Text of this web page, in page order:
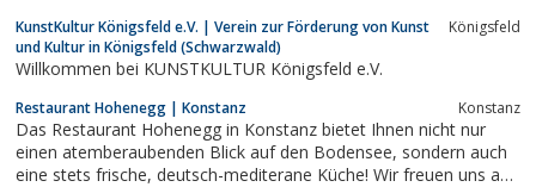
beispielsweise auch, dass Allerheiligen
KunstKultur Königsfeld e.V. | Verein zur Förderung von Kunst
und Kultur in Königsfeld (Schwarzwald)
Königsfeld
Willkommen bei KUNSTKULTUR Königsfeld e.V.
Restaurant Hohenegg | Konstanz Konstanz
Das Restaurant Hohenegg in Konstanz bietet Ihnen nicht nur
einen atemberaubenden Blick auf den Bodensee, sondern auch
eine stets frische, deutsch-mediterane Küche! Wir freuen uns auf